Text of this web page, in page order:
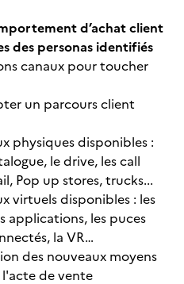
d’achat client
des personas identifiés
canaux pour toucher
un parcours client
physiques disponibles :
le drive, les call
Pop up stores, trucks...
virtuels disponibles : les
applications, les puces
la VR…
des nouveaux moyens
de vente